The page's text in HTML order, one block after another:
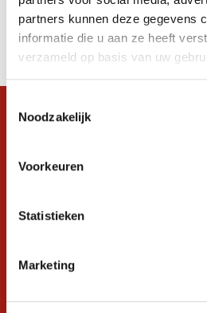
partners kunnen deze gegevens
informatie die u aan ze heeft
verzameld op basis van uw
Noodzakelijk
Voorkeuren
Statistieken
Marketing
Producten
Filter
Sorteren op
Snel antwoord op je vraag?
graag verder. 24/7
Ontvang de nieuwste